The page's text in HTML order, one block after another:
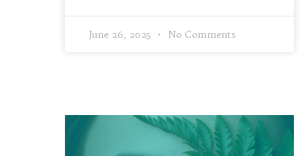
June 26, 2025 No Comments